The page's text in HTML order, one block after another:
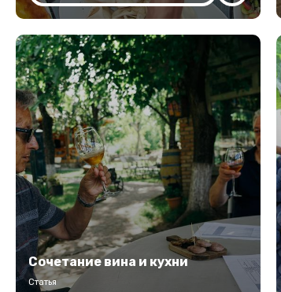
Сочетание вина и кухни
Статья